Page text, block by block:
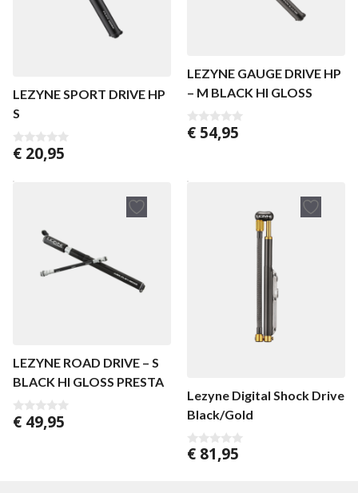
LEZYNE SPORT DRIVE HP
S
0
v
n
€ 20,95
LEZYNE GAUGE DRIVE HP
– M BLACK HI GLOSS
0
v
€ 54,95
LEZYNE ROAD DRIVE – S
BLACK HI GLOSS PRESTA
0
v
€ 49,95
Lezyne Digital Shock Drive
Black/Gold
0
€ 81,95